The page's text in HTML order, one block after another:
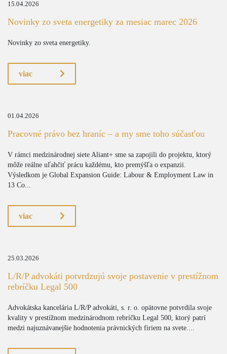
15.04.2026
Novinky zo sveta energetiky za mesiac marec 2026
Novinky zo sveta energetiky.
viac
01.04.2026
Pracovné právo bez hraníc – a my sme toho súčasťou
V rámci medzinárodnej siete Aliant+ sme sa zapojili do projektu, ktorý
môže reálne uľahčiť prácu každému, kto premýšľa o expanzii.
Výsledkom je Global Expansion Guide: Labour & Employment Law in
13 Co...
viac
25.03.2026
L/R/P advokáti potvrdzujú svoje postavenie v prestížnom
rebríčku Legal 500
Advokátska kancelária L/R/P advokáti, s. r. o. opätovne potvrdila svoje
kvality v prestížnom medzinárodnom rebríčku Legal 500, ktorý patrí
medzi najuznávanejšie hodnotenia právnických firiem na svete....